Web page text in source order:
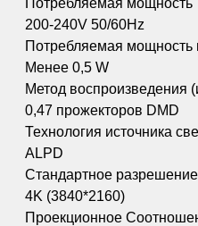
200-240V 50/60Hz
Потребляемая
Менее 0,5 W
Метод воспроизведения
0,47 прожекторов DMD
Технология источника
ALPD
Стандартное разрешение
4K (3840*2160)
Проекционное